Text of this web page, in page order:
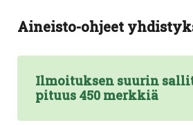
Aineisto-ohjeet
Ilmoituksen suurin
pituus 450 merkkiä